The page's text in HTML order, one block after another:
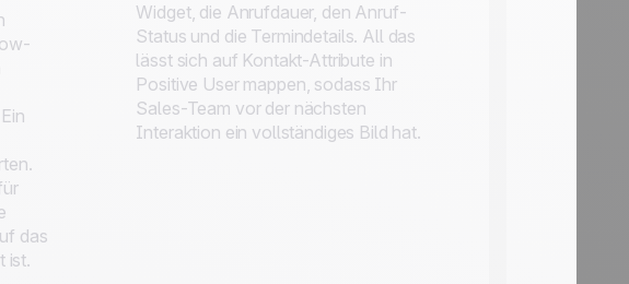
das
ist.
Widget, die Anrufdauer, den Anruf-
Status und die Termindetails. All das
lässt sich auf Kontakt-Attribute in
Positive User mappen, sodass Ihr
Sales-Team vor der nächsten
Interaktion ein vollständiges Bild hat.